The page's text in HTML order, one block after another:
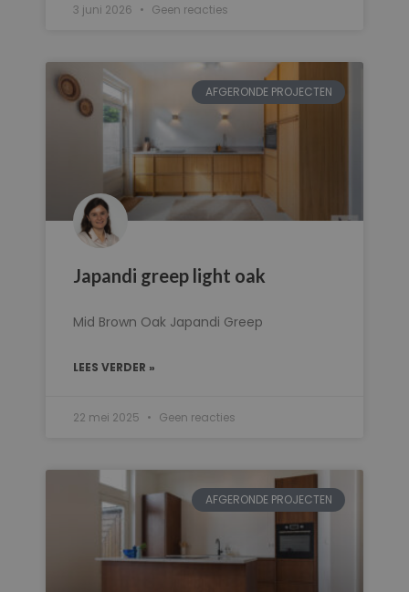
3 juni 2026 Geen reacties
AFGERONDE PROJECTEN
Japandi greep light oak
Mid Brown Oak Japandi Greep
LEES VERDER »
22 mei 2025 Geen reacties
AFGERONDE PROJECTEN